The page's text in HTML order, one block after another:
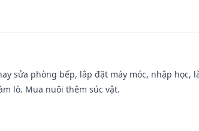
sửa phòng bếp, lắp đặt máy móc, nhập học,
lò. Mua nuôi thêm súc vật.